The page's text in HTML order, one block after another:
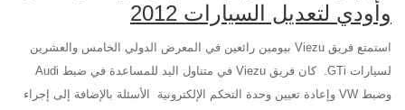
وأودي لتعديل السيارات 2012
استمتع فريق Viezu بيومين رائعين في المعرض الدولي الخامس والعشرين
لسيارات GTi. كان فريق Viezu في متناول اليد للمساعدة في ضبط Audi
وضبط VW وإعادة تعيين وحدة التحكم الإلكترونية الأسئلة بالإضافة إلى إجراء